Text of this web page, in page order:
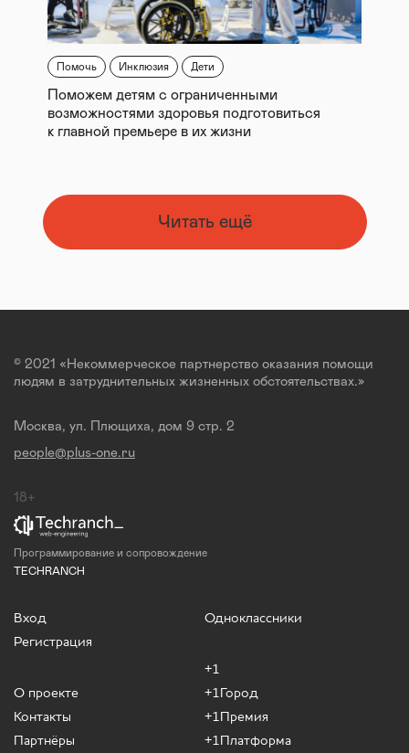
Помочь Инклюзия Дети
Поможем детям с ограниченными
возможностями здоровья подготовиться
к главной премьере в их жизни
Читать ещё
© 2021 «Некоммерческое партнерство оказания помощи
людям в затруднительных жизненных обстоятельствах.»
Москва, ул. Плющиха, дом 9 стр. 2
people@plus-one.ru
18+
Программирование и сопровождение
TECHRANCH
Вход
Регистрация
О проекте
Контакты
Партнёры
Одноклассники
+1
+1Город
+1Премия
+1Платформа